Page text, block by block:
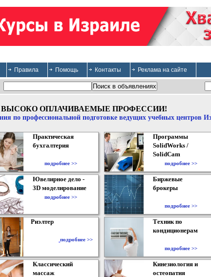
Правила Помощь Контакты Реклама на сайте
ВЫСОКО ОПЛАЧИВАЕМЫЕ ПРОФЕССИИ!
по профессиональной подготовке ведущих учебных центров
Практическая
бухгалтерия
подробнее >>
Программы
SolidWorks /
SolidCam
подробнее >>
Ювелирное дело -
3D моделирование
подробнее >>
Биржевые
брокеры
подробнее >>
Риэлтер
подробнее >>
Техник по
кондиционерам
подробнее >>
Классический
массаж
Кинезиология и
остеопатия